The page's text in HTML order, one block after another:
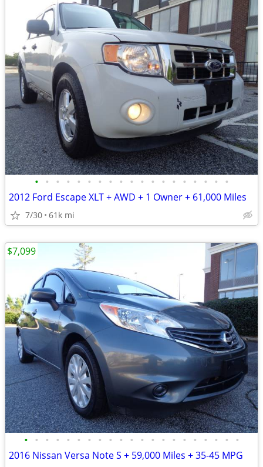
• • • • • • • • • • • • • • • • • • •
2012 Ford Escape XLT + AWD + 1 Owner + 61,000 Miles
7/30 61k mi
• • • • • • • • • • • • • • • • • • • • •
2016 Nissan Versa Note S + 59,000 Miles + 35-45 MPG
$7,099